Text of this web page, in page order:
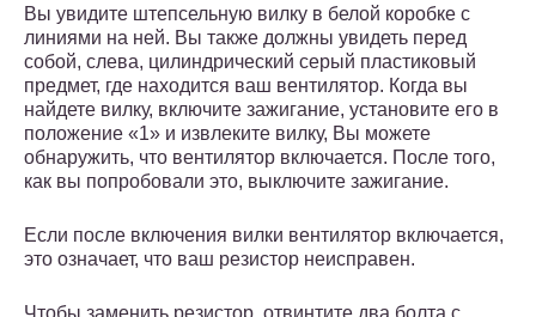
Вы увидите штепсельную вилку в белой коробке с
линиями на ней. Вы также должны увидеть перед
собой, слева, цилиндрический серый пластиковый
предмет, где находится ваш вентилятор. Когда вы
найдете вилку, включите зажигание, установите его в
положение «1» и извлеките вилку, Вы можете
обнаружить, что вентилятор включается. После того,
как вы попробовали это, выключите зажигание.
Если после включения вилки вентилятор включается,
это означает, что ваш резистор неисправен.